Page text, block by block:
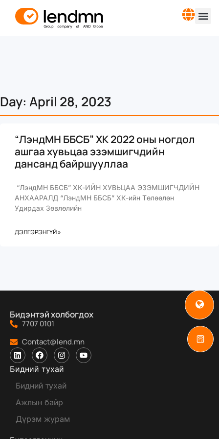
Day: April 28, 2023
“ЛэндМН ББСБ” ХК 2022 оны ногдол
ашгаа хувьцаа эзэмшигчдийн
дансанд байршууллаа
“ЛэндМН ББСБ” ХК-ИЙН ХУВЬЦАА ЭЗЭМШИГЧДИЙН
АНХААРАЛД “ЛэндМН ББСБ” ХК-ийн Төлөөлөн
Удирдах Зөвлөлийн
ДЭЛГЭРЭНГҮЙ »
Бидэнтэй холбогдох
7707 0101
Contact@lend.mn
Бидний тухай
Бидний тухай
Ажлын байр
Дүрэм журам